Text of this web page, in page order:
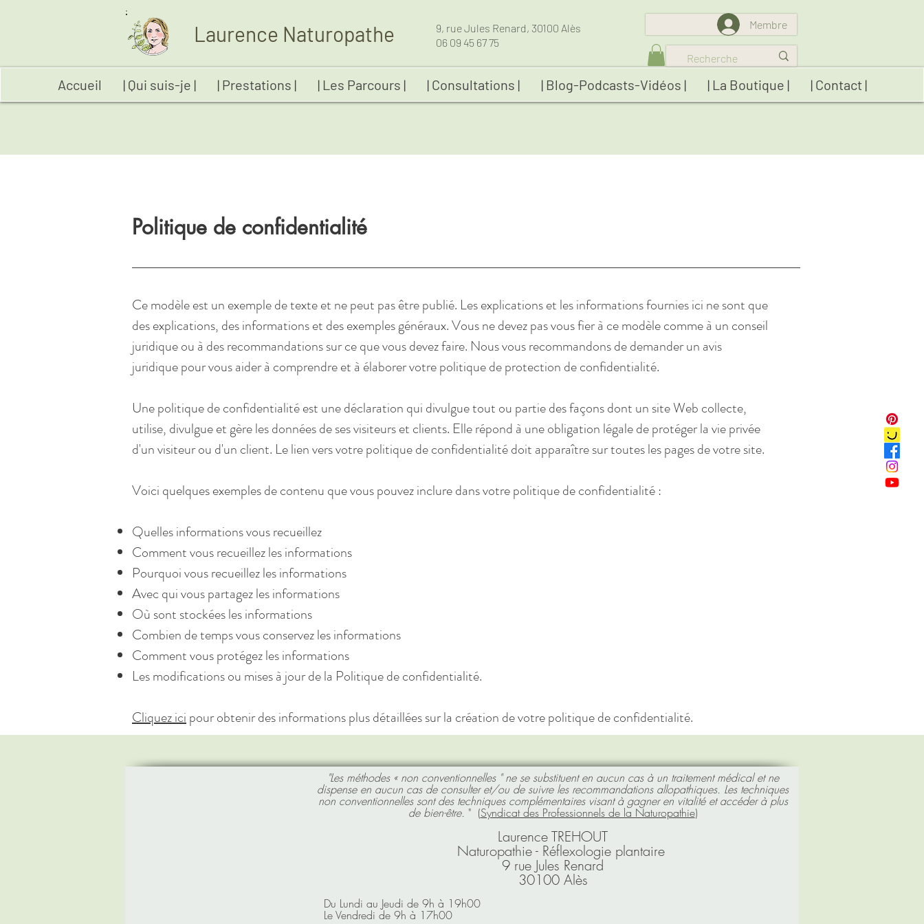
Membre
Laurence Naturopathe
9, rue Jules Renard, 30100 Alès
06 09 45 67 75
Accueil | Qui suis-je | | Prestations | | Les Parcours | | Consultations | | Blog-Podcasts-Vidéos | | La Boutique | | Contact |
Politique de confidentialité
Ce modèle est un exemple de texte et ne peut pas être publié. Les explications et les informations fournies ici ne sont que
des explications, des informations et des exemples généraux. Vous ne devez pas vous fier à ce modèle comme à un conseil
juridique ou à des recommandations sur ce que vous devez faire. Nous vous recommandons de demander un avis
juridique pour vous aider à comprendre et à élaborer votre politique de protection de confidentialité.
Une politique de confidentialité est une déclaration qui divulgue tout ou partie des façons dont un site Web collecte,
utilise, divulgue et gère les données de ses visiteurs et clients. Elle répond à une obligation légale de protéger la vie privée
d'un visiteur ou d'un client. Le lien vers votre politique de confidentialité doit apparaître sur toutes les pages de votre site.
Voici quelques exemples de contenu que vous pouvez inclure dans votre politique de confidentialité :
Quelles informations vous recueillez
Comment vous recueillez les informations
Pourquoi vous recueillez les informations
Avec qui vous partagez les informations
Où sont stockées les informations
Combien de temps vous conservez les informations
Comment vous protégez les informations
Les modifications ou mises à jour de la Politique de confidentialité.
Cliquez icipour obtenir des informations plus détaillées sur la création de votre politique de confidentialité.
"Les méthodes « non conventionnelles " ne se substituent en aucun cas à un traitement médical et ne
dispense en aucun cas de consulter et/ou de suivre les recommandations allopathiques. Les techniques
non conventionnelles sont des techniques complémentaires visant à gagner en vitalité et accéder à plus
de bien-être. " (Syndicat des Professionnels de la Naturopathie)
Laurence TREHOUT
Naturopathie - Réflexologie plantaire
9 rue Jules Renard
30100 Alès
Du Lundi au Jeudi de 9h à 19h00
Le Vendredi de 9h à 17h00